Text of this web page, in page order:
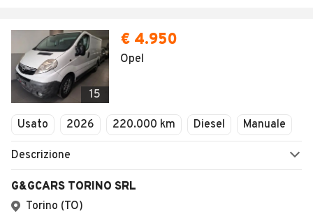
15
€ 4.950
Opel
Usato 2026 220.000 km Diesel Manuale
Descrizione
G&GCARS TORINO SRL
Torino (TO)